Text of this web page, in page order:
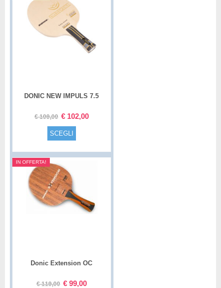
DONIC NEW IMPULS 7.5
€109,00 € 102,00
SCEGLI
IN OFFERTA!
Donic Extension OC
€119,00 € 99,00